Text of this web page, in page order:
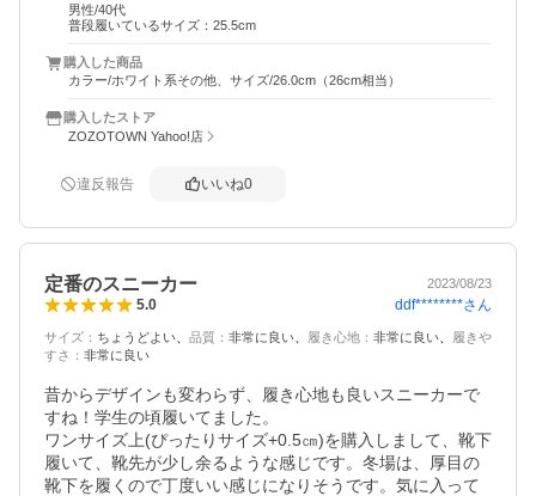
男性/40代
普段履いているサイズ：25.5cm
購入した商品
カラー/ホワイト系その他、サイズ/26.0cm（26cm相当）
購入したストア
ZOZOTOWN Yahoo!店
違反報告 いいね0
定番のスニーカー 2023/08/23
5.0 ddf********さん
サイズ ： ちょうどよい 品質 ： 非常に良い 履き心地 ： 非常に良い
履きや
すさ ： 非常に良い
昔からデザインも変わらず、履き心地も良いスニーカーで
すね！学生の頃履いてました。
ワンサイズ上(ぴったりサイズ+0.5㎝)を購入しまして、靴下
履いて、靴先が少し余るような感じです。冬場は、厚目の
靴下を履くので丁度いい感じになりそうです。気に入って